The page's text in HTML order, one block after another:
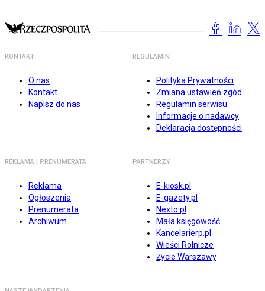
KONTAKT
O nas
Kontakt
Napisz do nas
REGULAMIN
Polityka Prywatności
Zmiana ustawień zgód
Regulamin serwisu
Informacje o nadawcy
Deklaracja dostępności
REKLAMA I PRENUMERATA
Reklama
Ogłoszenia
Prenumerata
Archiwum
PARTNERZY
E-kiosk.pl
E-gazety.pl
Nexto.pl
Mała księgowość
Kancelarierp.pl
Wieści Rolnicze
Życie Warszawy